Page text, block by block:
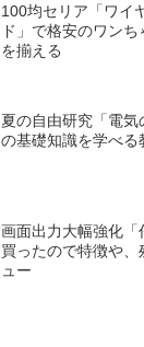
100均セリア「ワイ
ド」で格安のワン
を揃える
夏の自由研究「電
の基礎知識を学べる
画面出力大幅強化
買ったので特徴や
ュー